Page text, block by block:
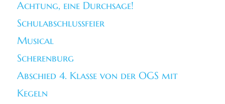
Achtung, eine Durchsage!
Schulabschlussfeier
Musical
Scherenburg
Abschied 4. Klasse von der OGS mit
Kegeln